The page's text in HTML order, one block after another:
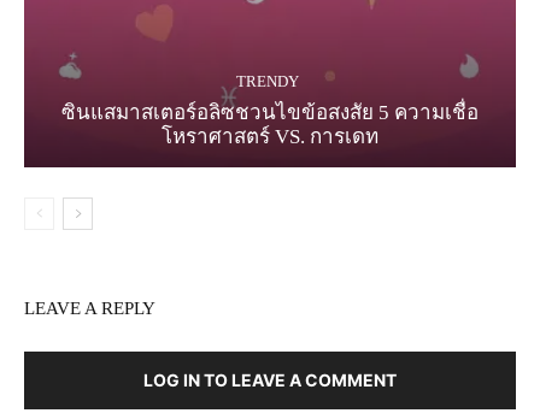
TRENDY
ซินแสมาสเตอร์อลิซชวนไขข้อสงสัย 5 ความเชื่อ
โหราศาสตร์ VS. การเดท
LEAVE A REPLY
LOG IN TO LEAVE A COMMENT